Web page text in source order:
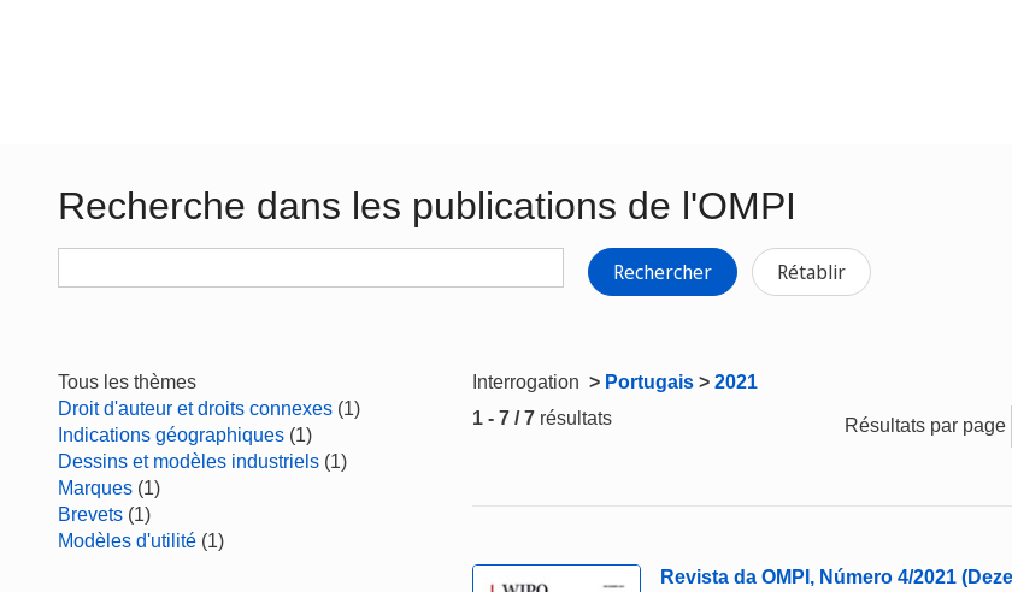
Recherche dans les publications de l'OMPI
Rechercher Rétablir
Tous les thèmes
Droit d'auteur et droits connexes (1)
Indications géographiques (1)
Dessins et modèles industriels (1)
Marques (1)
Brevets (1)
Modèles d'utilité (1)
Interrogation > Portugais > 2021
1 - 7 / 7 résultats Résultats par page
Revista da OMPI, Número 4/2021